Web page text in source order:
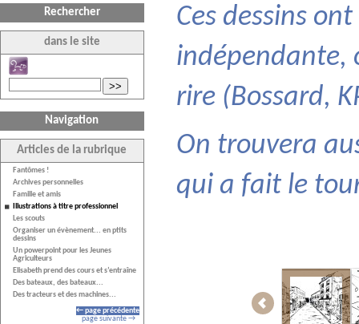
Ces dessins
indépendante,
rire (Bossard,
On trouvera
qui a fait le
Rechercher
dans le site
>>
Navigation
Articles de la rubrique
Fantômes !
Archives personnelles
Famille et amis
Illustrations à titre professionnel
Les scouts
Organiser un évènement... en ptits
dessins
Un powerpoint pour les Jeunes
Agriculteurs
Elisabeth prend des cours et s’entraîne
Des bateaux, des bateaux...
Des tracteurs et des machines...
← page précédente
page suivante →